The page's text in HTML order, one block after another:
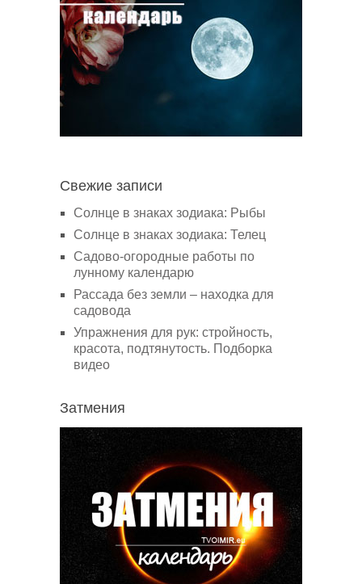
Свежие записи
Солнце в знаках зодиака: Рыбы
Солнце в знаках зодиака: Телец
Садово-огородные работы по
лунному календарю
Рассада без земли – находка для
садовода
Упражнения для рук: стройность,
красота, подтянутость. Подборка
видео
Затмения